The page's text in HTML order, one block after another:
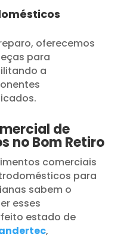
oferecemos
para
a
de
no Bom Retiro
comerciais
para
sabem o
esses
estado de
,